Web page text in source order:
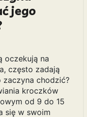
jego
oczekują na
często zadają
chodzić?
kroczków
od 9 do 15
się w swoim